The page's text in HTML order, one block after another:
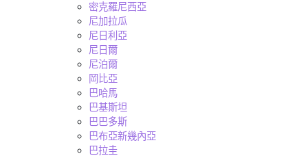
密克羅尼西亞
尼加拉瓜
尼日利亞
尼日爾
尼泊爾
岡比亞
巴哈馬
巴基斯坦
巴巴多斯
巴布亞新幾內亞
巴拉圭